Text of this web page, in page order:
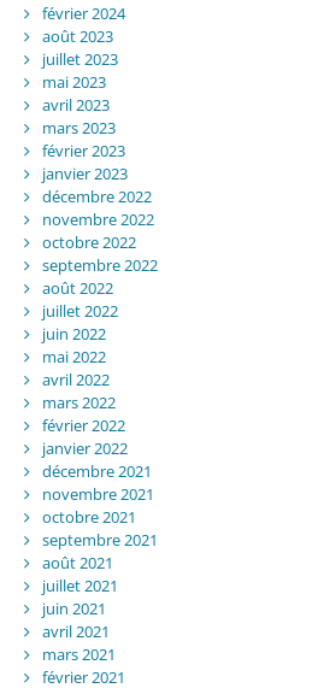
février 2024
août 2023
juillet 2023
mai 2023
avril 2023
mars 2023
février 2023
janvier 2023
décembre 2022
novembre 2022
octobre 2022
septembre 2022
août 2022
juillet 2022
juin 2022
mai 2022
avril 2022
mars 2022
février 2022
janvier 2022
décembre 2021
novembre 2021
octobre 2021
septembre 2021
août 2021
juillet 2021
juin 2021
avril 2021
mars 2021
février 2021